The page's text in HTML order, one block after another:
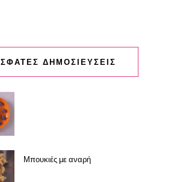
ΔΗΜΟΣΙΕΥΣΕΙΣ
Μπουκιές με αναρή